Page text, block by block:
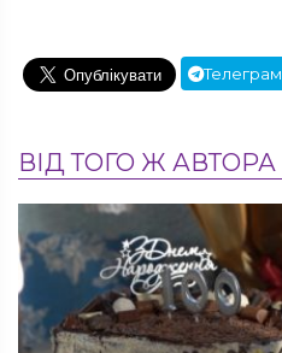
Телеграм
ВІД ТОГО Ж АВТОРА